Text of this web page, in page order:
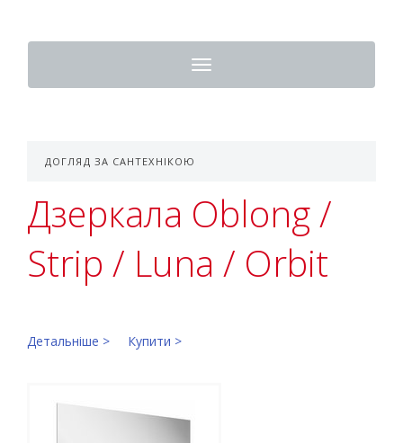
Toggle
navigation
ДОГЛЯД ЗА САНТЕХНІКОЮ
Дзеркала Oblong /
Strip / Luna / Orbit
Детальніше > Купити >